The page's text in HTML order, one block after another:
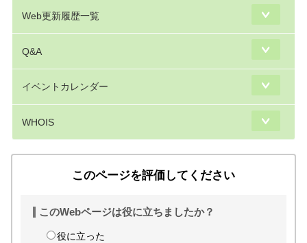
Web更新履歴一覧
Q&A
イベントカレンダー
WHOIS
このページを評価してください
このWebページは役に立ちましたか？
役に立った